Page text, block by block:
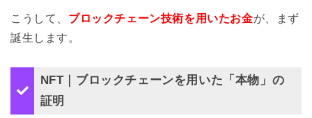
こうして、 ブロックチェーン技術を用いたお金が、まず
誕生します。
NFT｜ブロックチェーンを用いた「本物」の
証明